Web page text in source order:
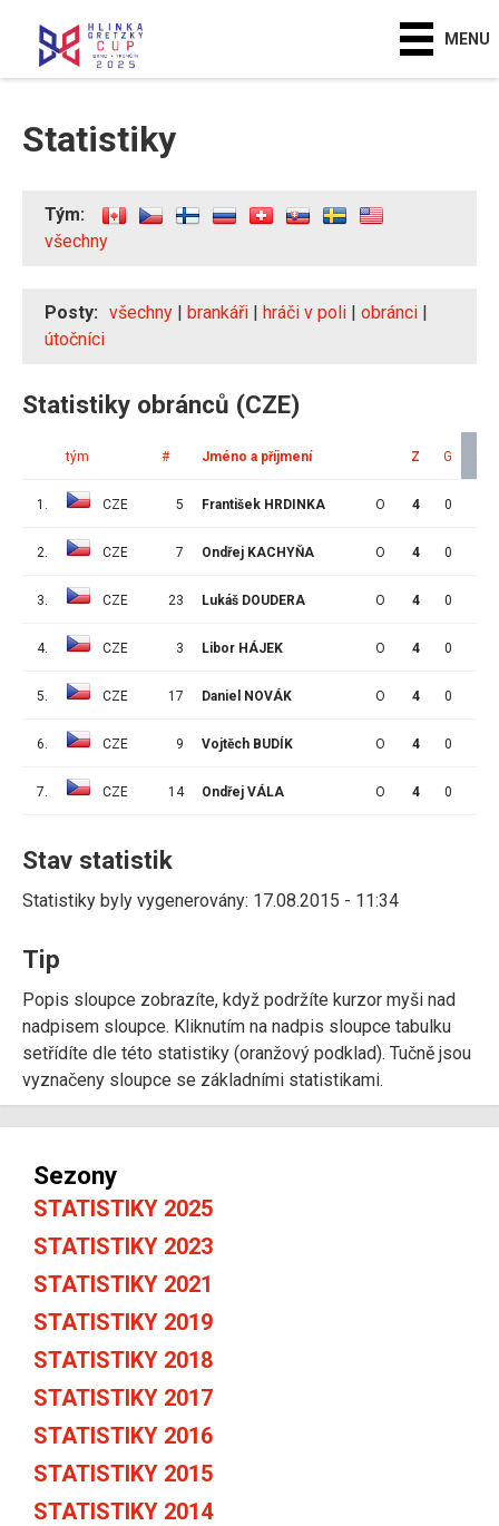
MENU
Statistiky
Tým:
všechny
Posty: všechny | brankáři | hráči v poli | obránci |
útočníci
Statistiky obránců (CZE)
tým # Jméno a příjmení Z G A
1. CZE 5 František HRDINKA O 4 0
2. CZE 7 Ondřej KACHYŇA O 4 0
3. CZE 23 Lukáš DOUDERA O 4 0
4. CZE 3 Libor HÁJEK O 4 0
5. CZE 17 Daniel NOVÁK O 4 0
6. CZE 9 Vojtěch BUDÍK O 4 0
7. CZE 14 Ondřej VÁLA O 4 0
Stav statistik
Statistiky byly vygenerovány: 17.08.2015 - 11:34
Tip
Popis sloupce zobrazíte, když podržíte kurzor myši nad
nadpisem sloupce. Kliknutím na nadpis sloupce tabulku
setřídíte dle této statistiky (oranžový podklad). Tučně jsou
vyznačeny sloupce se základními statistikami.
Sezony
STATISTIKY 2025
STATISTIKY 2023
STATISTIKY 2021
STATISTIKY 2019
STATISTIKY 2018
STATISTIKY 2017
STATISTIKY 2016
STATISTIKY 2015
STATISTIKY 2014